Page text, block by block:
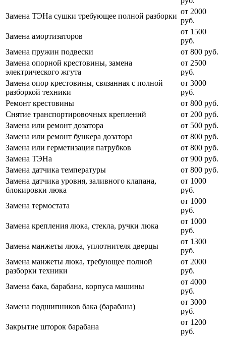
Замена ТЭНа сушки требующее полной разборки
от 2000
руб.
Замена амортизаторов
от 1500
руб.
Замена пружин подвески
от 800 руб.
Замена опорной крестовины, замена
электрического жгута
от 2500
руб.
Замена опор крестовины, связанная с полной
разборкой техники
от 3000
руб.
Ремонт крестовины
от 800 руб.
Снятие транспортировочных креплений
от 200 руб.
Замена или ремонт дозатора
от 500 руб.
Замена или ремонт бункера дозатора
от 800 руб.
Замена или герметизация патрубков
от 800 руб.
Замена ТЭНа
от 900 руб.
Замена датчика температуры
от 800 руб.
Замена датчика уровня, заливного клапана,
блокировки люка
от 1000
руб.
Замена термостата
от 1000
руб.
Замена крепления люка, стекла, ручки люка
от 1000
руб.
Замена манжеты люка, уплотнителя дверцы
от 1300
руб.
Замена манжеты люка, требующее полной
разборки техники
от 2000
руб.
Замена бака, барабана, корпуса машины
от 4000
руб.
Замена подшипников бака (барабана)
от 3000
руб.
Закрытие шторок барабана
от 1200
руб.